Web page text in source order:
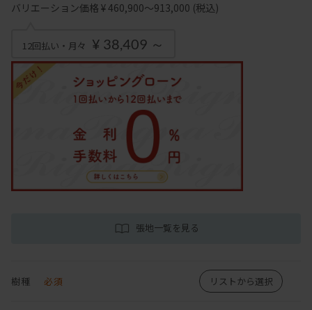
バリエーション価格 ¥ 460,900～913,000 (税込)
12回払い・月々 ¥ 38,409 ～
張地一覧を見る
樹種 必須 リストから選択